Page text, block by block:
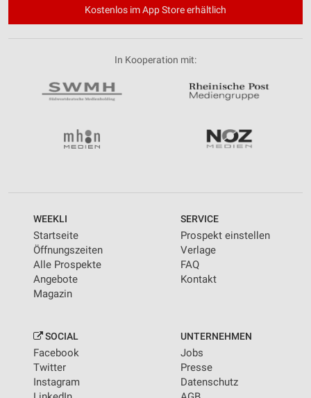
Kostenlos im App Store erhältlich
In Kooperation mit:
WEEKLI
Startseite
Öffnungszeiten
Alle Prospekte
Angebote
Magazin
SERVICE
Prospekt einstellen
Verlage
FAQ
Kontakt
SOCIAL
Facebook
Twitter
Instagram
UNTERNEHMEN
Jobs
Presse
Datenschutz